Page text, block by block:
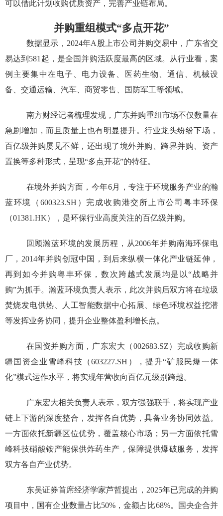
可以借此计划收购优质资产，完善产业链布局。
并购重组模式“多点开花”
数据显示， 2024年A股上市公司并购交易中，广东省交
易达到 581起，是全国并购活跃度最高的区域。从行业看，案
例主要集中在电子、电力设备、医药生物、通信、机械设
备、交通运输、汽车、商贸零售、国防军工等领域。
南方财经记者梳理发现，广东并购重组市场不仅数量在
急剧增加，而且质量上也有明显提升。行业龙头纷纷下场，
百亿级并购屡见不鲜，还出现了境外并购、跨界并购、资产
置换等多种形式，呈现“多点开花”的特征。
在境外并购方面，今年6月，专注于环境服务产业的瀚
蓝环境（ 600323.SH ）完成收购港交所上市公司粤丰环保
（01381.HK），是环保行业高度关注的百亿级并购。
回顾瀚蓝环境的发展历程，从2006年并购南海环保电
厂， 2014年并购创冠中国，到后来纵横一体化产业链延伸，
再到如今并购粤丰环保，数次跨越式发展均是以“战略并
购”为抓手。瀚蓝环境负责人表示，此次并购后双方将在垃圾
焚烧发电供热、人工智能数据中心拓展、绿色环境权益挖潜
等发挥业务协同，提升企业整体盈利增长点。
在国资并购方面，广东宏大（002683.SZ）完成收购新
疆国资企业雪峰科技（603227.SH ），提升“矿服民爆一体
化”模式运作水平，将实现年营收向百亿元级别跨越。
广东宏大相关负责人表示，双方强强联手，将实现产业
链上下游的深度整合，发挥各自优势，具备业务协同效益。
一方面依托新疆区位优势，覆盖核心市场；另一方面依托雪
峰科技硝酸铵产能保供炸药生产，保障提供爆破服务，发挥
双方各自产业优势。
东吴证券首席经济学家芦哲提出， 2025年已完成的并购
项目中，国有企业数量占比50% ，金额占比68%。国央企合并